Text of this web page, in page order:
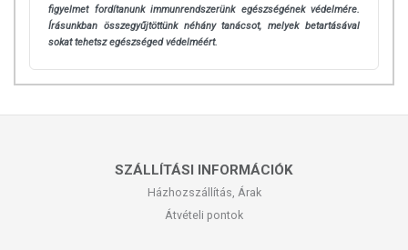
Elkészítés:
Forralj teavizet, majd hagyd hűlni néhány percig, amíg kb.
percig, majd szűrd le. Az így elkészített tea azonnal fogyasztható.
FOGYASZTÁSI JAVASLAT
Pubertáskorú lányoknak félidőtől naponta 1 bögre,
problémás ciklus esetén, a ciklus alatt naponta maximum 2 bögre
figyelmet fordítanunk immunrendszerünk egészségének védelmére.
Írásunkban összegyűjtöttünk néhány tanácsot, melyek betartásával
sokat tehetsz egészséged védelméért.
SZÁLLÍTÁSI INFORMÁCIÓK
Házhozszállítás, Árak
Átvételi pontok